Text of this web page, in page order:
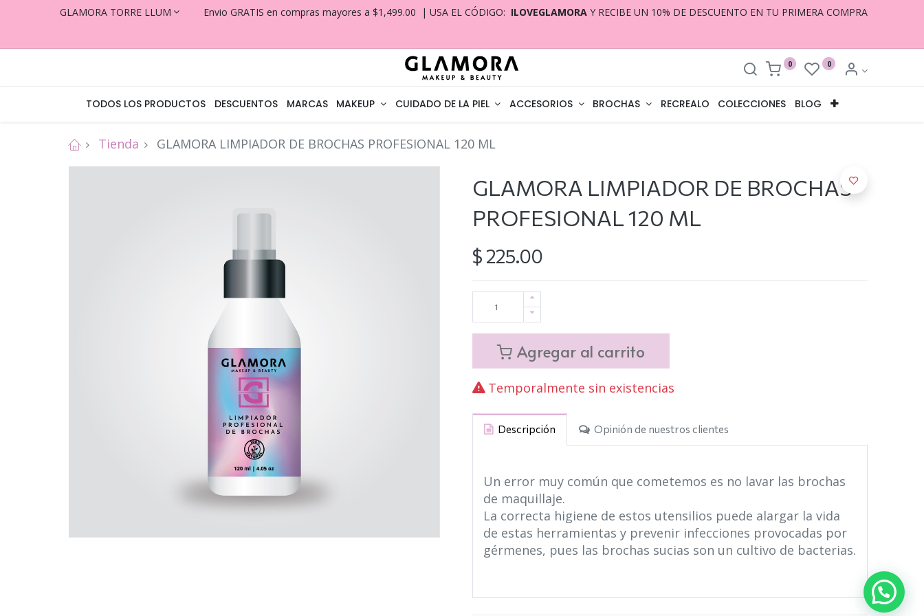
GLAMORA TORRE LLUM Envio GRATIS en compras mayores a $1,499.00 | USA EL CÓDIGO: ILOVEGLAMORA Y RECIBE UN 10% DE DESCUENTO EN TU PRIMERA COMPRA
0 0
TODOS LOS PRODUCTOS DESCUENTOS MARCAS MAKEUP CUIDADO DE LA PIEL ACCESORIOS BROCHAS RECREALO COLECCIONES BLOG
Tienda GLAMORA LIMPIADOR DE BROCHAS PROFESIONAL 120 ML
GLAMORA LIMPIADOR DE BROCHAS
PROFESIONAL 120 ML
$ 225.00
Agregar al carrito
Temporalmente sin existencias
Descripción Opinión de nuestros clientes
Un error muy común que cometemos es no lavar las brochas
de maquillaje.
La correcta higiene de estos utensilios puede alargar la vida
de estas herramientas y prevenir infecciones provocadas por
gérmenes, pues las brochas sucias son un cultivo de bacterias.